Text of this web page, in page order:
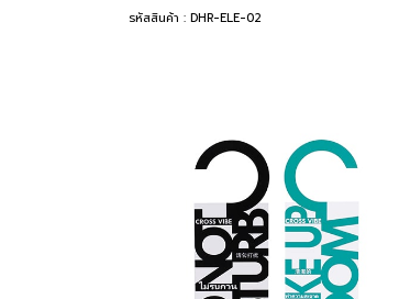
รหัสสินค้า : DHR-ELE-02